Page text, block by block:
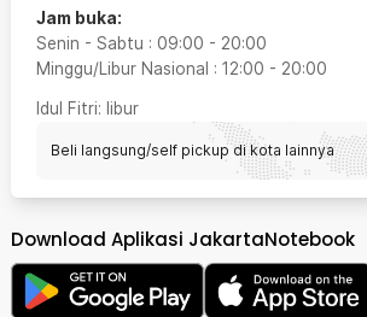
Jam buka:
Senin - Sabtu : 09:00 - 20:00
Minggu/Libur Nasional : 12:00 - 20:00
Idul Fitri: libur
Beli langsung/self pickup di kota lainnya
Download Aplikasi JakartaNotebook